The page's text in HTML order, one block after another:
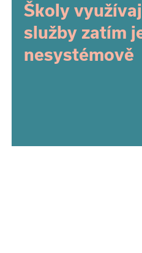
Školy
služby zatím
nesystémově